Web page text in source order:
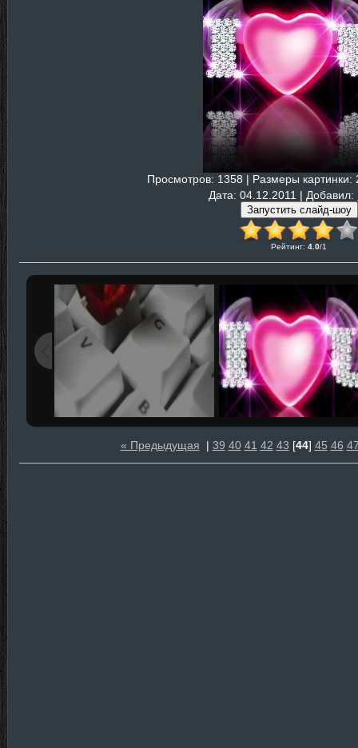
Просмотров: 1358 | Размеры картинки:
Дата: 04.12.2011 | Добавил:
Рейтинг: 4.0/1
« Предыдущая | 39 40 41 42 43 [44] 45 46